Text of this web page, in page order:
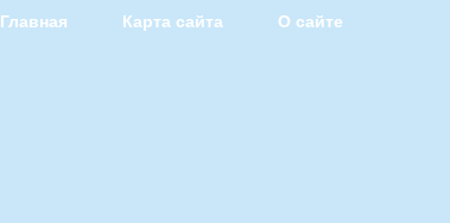
Главная Карта сайта О сайте